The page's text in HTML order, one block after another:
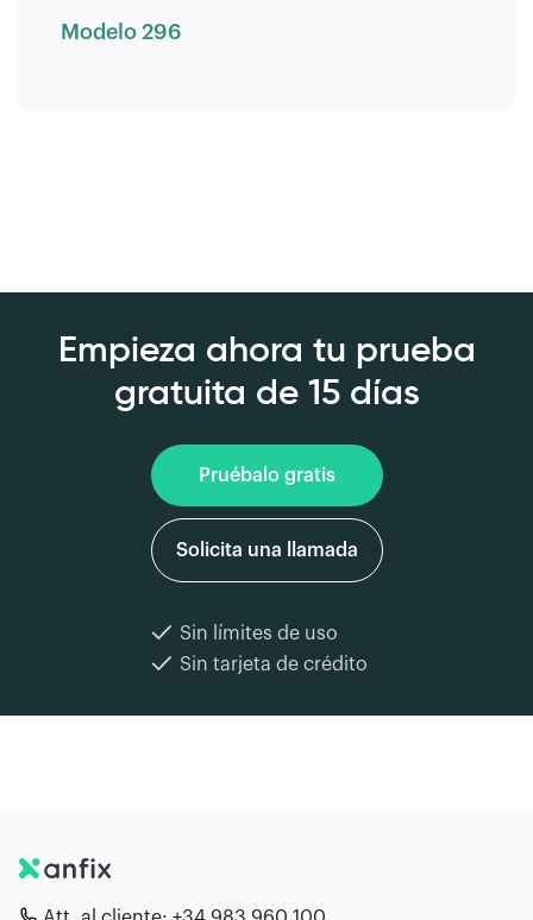
Modelo 296
Empieza ahora tu prueba
gratuita de 15 días
Pruébalo gratis
Solicita una llamada
Sin límites de uso
Sin tarjeta de crédito